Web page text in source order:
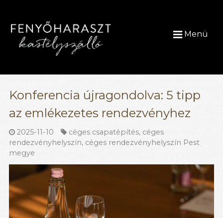
Menü
Konferencia újragondolva: 5 tipp
az emlékezetes rendezvényhez
2025-11-10 céges csapatépítés, céges
rendezvényhelyszín, céges rendezvényhelyszín Pest
megye